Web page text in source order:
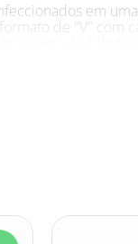
em
de "V" com
tipo
contra impactos
vide tabela